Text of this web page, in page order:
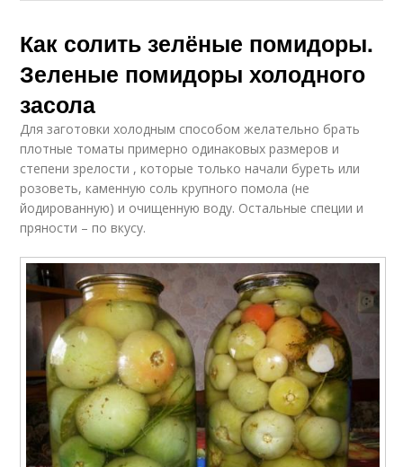
Как солить зелёные помидоры.
Зеленые помидоры холодного
засола
Для заготовки холодным способом желательно брать
плотные томаты примерно одинаковых размеров и
степени зрелости , которые только начали буреть или
розоветь, каменную соль крупного помола (не
йодированную) и очищенную воду. Остальные специи и
пряности – по вкусу.